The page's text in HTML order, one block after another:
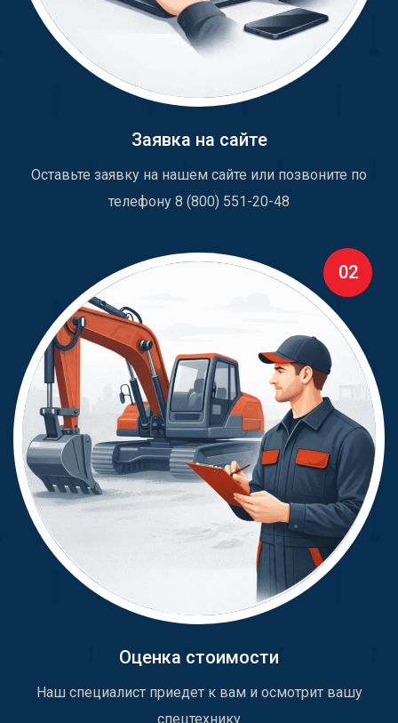
Заявка на сайте
Оставьте заявку на нашем сайте или позвоните по
телефону 8 (800) 551-20-48
02
Оценка стоимости
Наш специалист приедет к вам и осмотрит вашу
спецтехнику